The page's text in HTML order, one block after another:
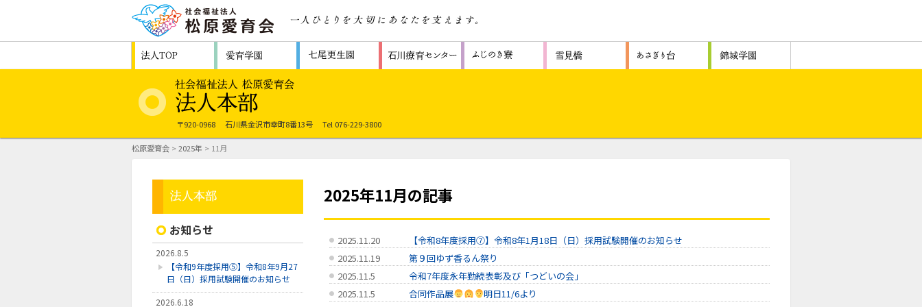
〒920-0968 石川県金沢市幸町8番13号 Tel 076-229-3800
松原愛育会 >2025年 > 11月
2025年11月の記事
2025.11.20
【令和8年度採用⑦】令和8年1月18日（日）採用試験開催のお知らせ
2025.11.19
第９回ゆず香るん祭り
2025.11.5
令和7年度永年勤続表彰及び「つどいの会」
2025.11.5
合同作品展 明日11/6より
お知らせ
2026.8.5
【令和9年度採用⑤】令和8年9月27
日（日）採用試験開催のお知らせ
2026.6.18